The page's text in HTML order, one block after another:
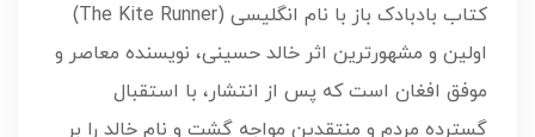
کتاب بادبادک باز با نام انگلیسی (The Kite Runner)
اولین و مشهورترین اثر خالد حسینی، نویسنده معاصر و
موفق افغان است که پس از انتشار، با استقبال
گسترده مردم و منتقدین مواجه گشت و نام خالد را بر